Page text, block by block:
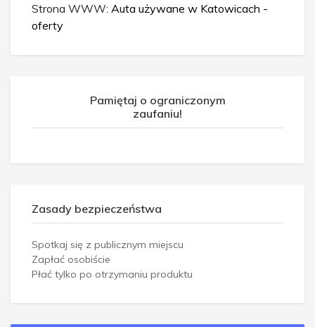
Strona WWW: Auta używane w Katowicach -
oferty
Pamiętaj o ograniczonym
zaufaniu!
Zasady bezpieczeństwa
Spotkaj się z publicznym miejscu
Zapłać osobiście
Płać tylko po otrzymaniu produktu